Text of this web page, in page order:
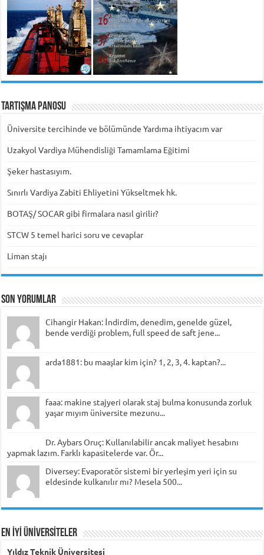
Tartışma Panosu
Üniversite tercihinde ve bölümünde Yardıma ihtiyacım var
Uzakyol Vardiya Mühendisliği Tamamlama Eğitimi
Şeker hastasıyım.
Sınırlı Vardiya Zabiti Ehliyetini Yükseltmek hk.
BOTAŞ/ SOCAR gibi firmalara nasıl girilir?
STCW 5 temel harici soru ve cevaplar
Liman stajı
Son Yorumlar
Cihangir Hakan: İndirdim, denedim, genelde güzel,
bende verdiği problem, full speed de saft jene...
arda1881: bu maaşlar kim için? 1, 2, 3, 4. kaptan?...
faaa: makine stajyeri olarak staj bulma konusunda zorluk
yaşar mıyım üniversite mezunu...
Dr. Aybars Oruç: Kullanılabilir ancak maliyet hesabını
yapmak lazım. Farklı kapasitelerde var. Ör...
Diversey: Evaporatör sistemi bir yerleşim yeri için su
eldesinde kulkanılır mı? Mesela 500...
EN İYİ ÜNİVERSİTELER
Yıldız Teknik Üniversitesi